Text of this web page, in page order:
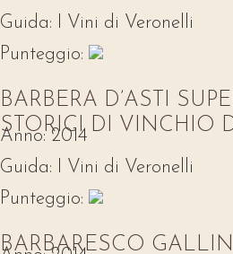
Guida:
I Vini di Veronelli
Punteggio:
BARBERA D’ASTI
STORICI DI VINCHIO
Anno: 2014
Guida:
I Vini di Veronelli
Punteggio:
BARBARESCO